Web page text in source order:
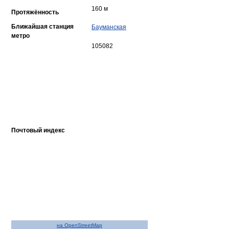
Протяжённость 160 м
Ближайшая станция
метро
Бауманская
Почтовый индекс
105082
на OpenStreetMap